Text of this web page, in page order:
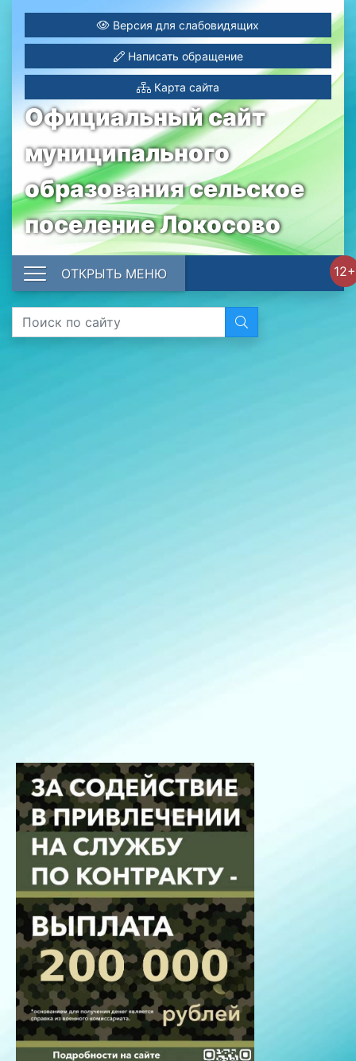
Официальный сайт
муниципального
образования сельское
поселение Локосово
Версия для слабовидящих
Написать обращение
Карта сайта
12+
ОТКРЫТЬ МЕНЮ